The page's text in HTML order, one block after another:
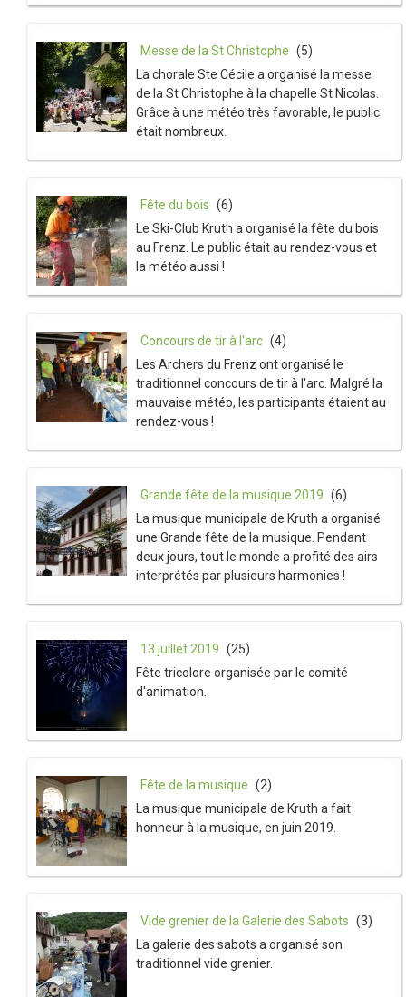
Messe de la St Christophe (5)
La chorale Ste Cécile a organisé la messe
de la St Christophe à la chapelle St Nicolas.
Grâce à une météo très favorable, le public
était nombreux.
Fête du bois (6)
Le Ski-Club Kruth a organisé la fête du bois
au Frenz. Le public était au rendez-vous et
la météo aussi !
Concours de tir à l'arc (4)
Les Archers du Frenz ont organisé le
traditionnel concours de tir à l'arc. Malgré la
mauvaise météo, les participants étaient au
rendez-vous !
Grande fête de la musique 2019 (6)
La musique municipale de Kruth a organisé
une Grande fête de la musique. Pendant
deux jours, tout le monde a profité des airs
interprétés par plusieurs harmonies !
13 juillet 2019 (25)
Fête tricolore organisée par le comité
d'animation.
Fête de la musique (2)
La musique municipale de Kruth a fait
honneur à la musique, en juin 2019.
Vide grenier de la Galerie des Sabots (3)
La galerie des sabots a organisé son
traditionnel vide grenier.